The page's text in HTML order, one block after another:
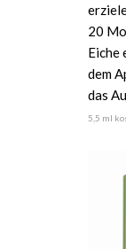
20
Eiche
dem
das
5,5 ml